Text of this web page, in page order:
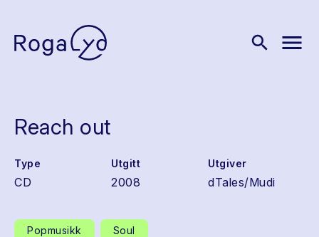
search menu
Reach out
Type
CD
Utgitt
2008
Utgiver
dTales/Mudi
Popmusikk Soul